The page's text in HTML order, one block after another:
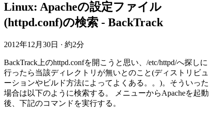
Linux: Apacheの設定ファイル
(httpd.conf)の検索 - BackTrack
2012年12月30日 · 約2分
BackTrack上のhttpd.confを開こうと思い、/etc/httpd/へ探しに
行ったら当該ディレクトリが無いとのこと(ディストリビュ
ーションやビルド方法によってよくある。。)。そういった
場合は以下のように検索する。 メニューからApacheを起動
後、下記のコマンドを実行する。